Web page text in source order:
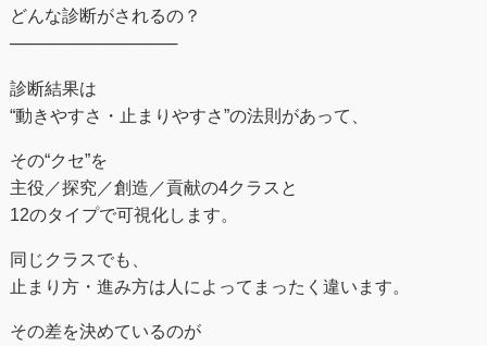
どんな診断がされるの？
──────────────
診断結果は
“動きやすさ・止まりやすさ”の法則があって、
その“クセ”を
主役／探究／創造／貢献の4クラスと
12のタイプで可視化します。
同じクラスでも、
止まり方・進み方は人によってまったく違います。
その差を決めているのが